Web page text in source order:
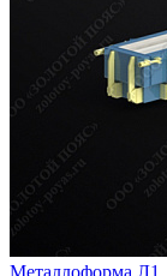
Металлоформа Л1